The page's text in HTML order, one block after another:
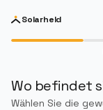
Solarheld
Wo befindet
Wählen Sie die